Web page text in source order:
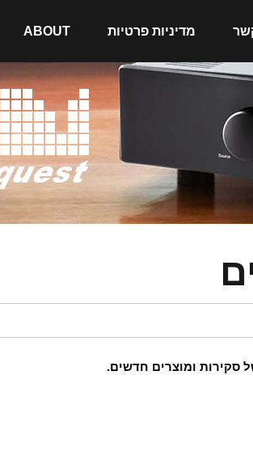
מדיניות פרטיות ABOUT
סקירות ומוצרים חדשים.